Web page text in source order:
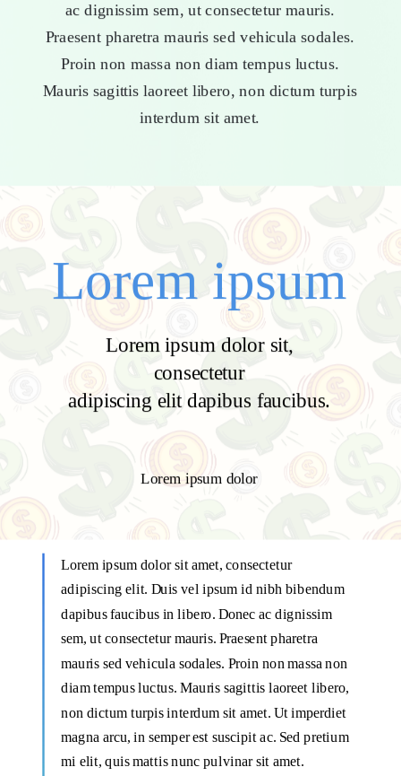
Lorem ipsum dolor sit amet, consectetur
adipiscing elit. Duis vel ipsum id nibh bibendum
dapibus faucibus in libero. Donec ac dignissim
sem, ut consectetur mauris. Praesent pharetra
mauris sed vehicula sodales. Proin non massa non
diam tempus luctus. Mauris sagittis laoreet libero,
non dictum turpis interdum sit amet. Ut imperdiet
magna arcu, in semper est suscipit ac. Sed pretium
mi elit, quis mattis nunc pulvinar sit amet.
ac dignissim sem, ut consectetur mauris.
Praesent pharetra mauris sed vehicula sodales.
Proin non massa non diam tempus luctus.
Mauris sagittis laoreet libero, non dictum turpis
interdum sit amet.
Lorem ipsum dolor
Lorem ipsum
Lorem ipsum dolor sit,
consectetur
adipiscing elitdapibus faucibus.